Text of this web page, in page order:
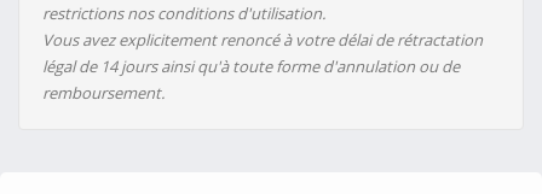
restrictions nos conditions d'utilisation.
Vous avez explicitement renoncé à votre délai de rétractation
légal de 14 jours ainsi qu'à toute forme d'annulation ou de
remboursement.